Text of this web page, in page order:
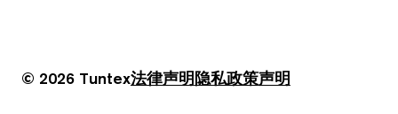
© 2026 Tuntex法律声明 隐私政策声明